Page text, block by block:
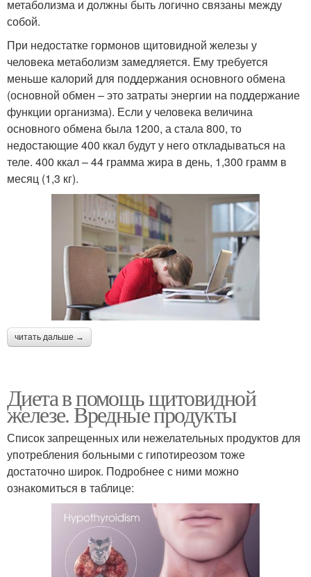
метаболизма и должны быть логично связаны между
собой.
При недостатке гормонов щитовидной железы у
человека метаболизм замедляется. Ему требуется
меньше калорий для поддержания основного обмена
(основной обмен – это затраты энергии на поддержание
функции организма). Если у человека величина
основного обмена была 1200, а стала 800, то
недостающие 400 ккал будут у него откладываться на
теле. 400 ккал – 44 грамма жира в день, 1,300 грамм в
месяц (1,3 кг).
читать дальше →
Диета в помощь щитовидной
железе. Вредные продукты
Список запрещенных или нежелательных продуктов для
употребления больными с гипотиреозом тоже
достаточно широк. Подробнее с ними можно
ознакомиться в таблице: